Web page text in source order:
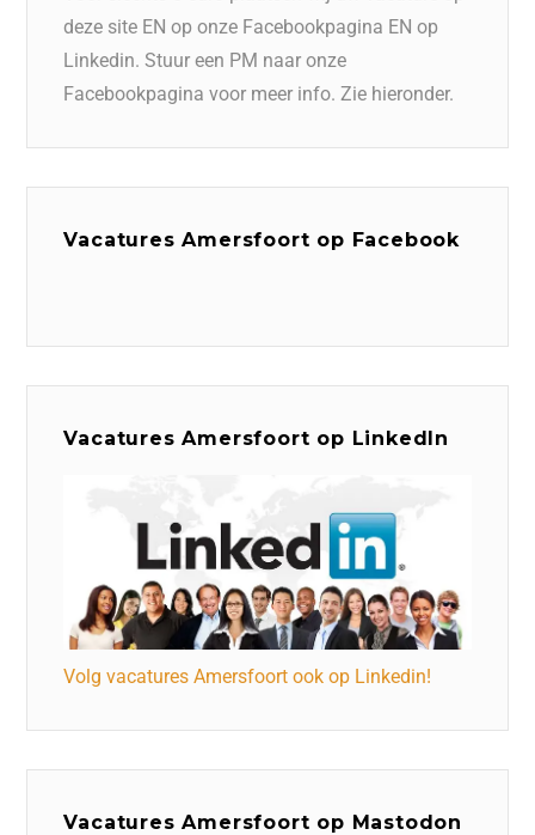
deze site EN op onze Facebookpagina EN op
Linkedin. Stuur een PM naar onze
Facebookpagina voor meer info. Zie hieronder.
Vacatures Amersfoort op Facebook
Vacatures Amersfoort op LinkedIn
Volg vacatures Amersfoort ook op Linkedin!
Vacatures Amersfoort op Mastodon